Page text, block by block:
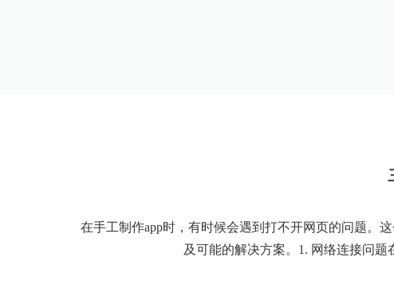
在手工制作app时，有时候会遇到打不开网页的问题。
及可能的解决方案。1. 网络连接问